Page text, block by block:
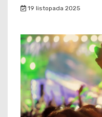
19 listopada 2025